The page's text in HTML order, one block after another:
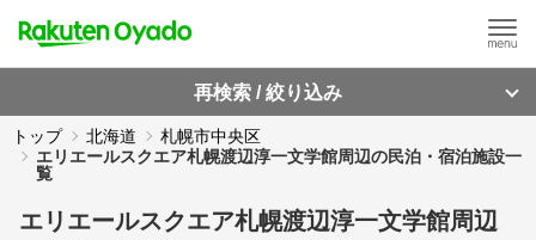
再検索 / 絞り込み
トップ 北海道
札幌市中央区
エリエールスクエア札幌渡辺淳一文学館周辺の民泊・宿泊施設一
覧
エリエールスクエア札幌渡辺淳一文学館周辺